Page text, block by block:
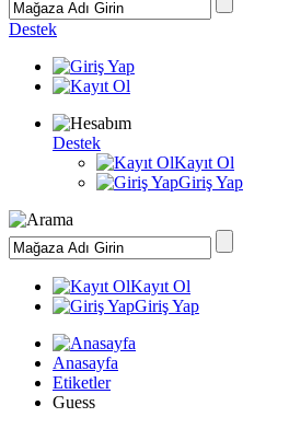
Destek
Destek
Kayıt Ol
Giriş Yap
Kayıt Ol
Giriş Yap
Anasayfa
Etiketler
Guess